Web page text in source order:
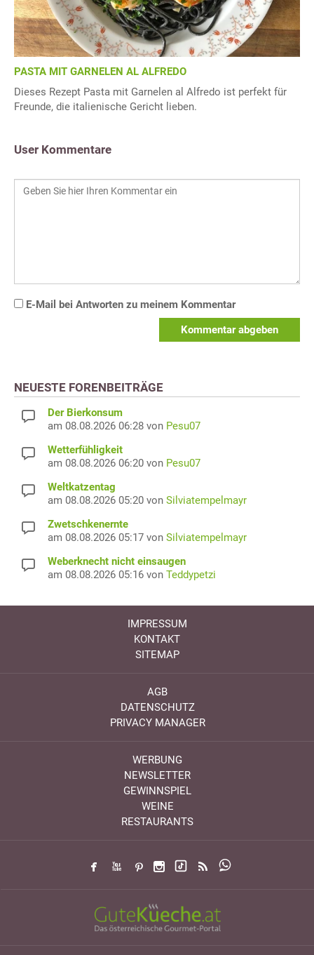
PASTA MIT GARNELEN AL ALFREDO
Dieses Rezept Pasta mit Garnelen al Alfredo ist perfekt für
Freunde, die italienische Gericht lieben.
User Kommentare
E-Mail bei Antworten zu meinem Kommentar
Kommentar abgeben
NEUESTE FORENBEITRÄGE
Der Bierkonsum
am 08.08.2026 06:28 von Pesu07
Wetterfühligkeit
am 08.08.2026 06:20 von Pesu07
Weltkatzentag
am 08.08.2026 05:20 von Silviatempelmayr
Zwetschkenernte
am 08.08.2026 05:17 von Silviatempelmayr
Weberknecht nicht einsaugen
am 08.08.2026 05:16 von Teddypetzi
IMPRESSUM
KONTAKT
SITEMAP
AGB
DATENSCHUTZ
PRIVACY MANAGER
WERBUNG
NEWSLETTER
GEWINNSPIEL
WEINE
RESTAURANTS